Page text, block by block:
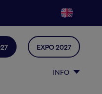
INFO
EXPO 2027